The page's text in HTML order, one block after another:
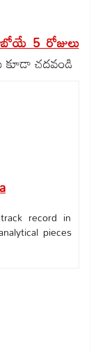
5 రోజులు
కూడా చదవండి
record in
pieces